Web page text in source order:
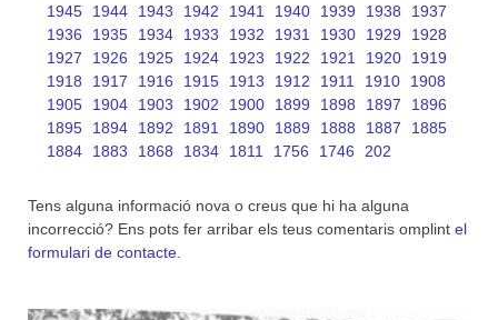
1945
1944 1943 1942 1941 1940 1939 1938
1937
1936
1935 1934 1933 1932 1931 1930 1929
1928
1927
1926 1925 1924 1923 1922 1921 1920
1919
1918
1917 1916 1915 1913 1912 1911 1910
1908
1905
1904 1903 1902 1900 1899 1898 1897
1896
1895
1894 1892 1891 1890 1889 1888 1887
1885
1884
1883 1868 1834 1811 1756 1746 202
Tens alguna informació nova o creus que hi ha alguna
incorrecció? Ens pots fer arribar els teus comentaris omplint el
formulari de contacte